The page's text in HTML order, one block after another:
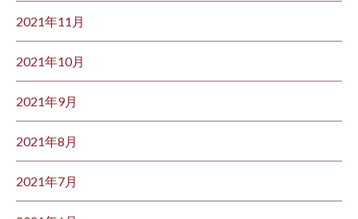
2021年11月
2021年10月
2021年9月
2021年8月
2021年7月